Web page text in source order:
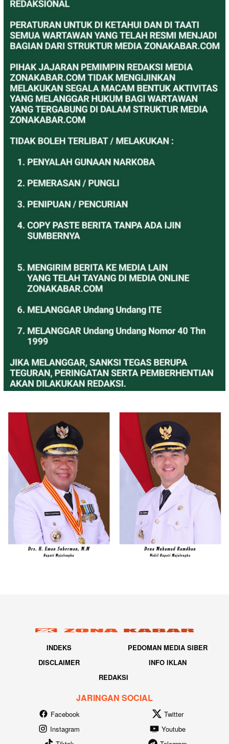
INDEKS
PEDOMAN MEDIA SIBER
DISCLAIMER
INFO IKLAN
REDAKSI
JARINGAN SOCIAL
Facebook
Twitter
Instagram
Youtube